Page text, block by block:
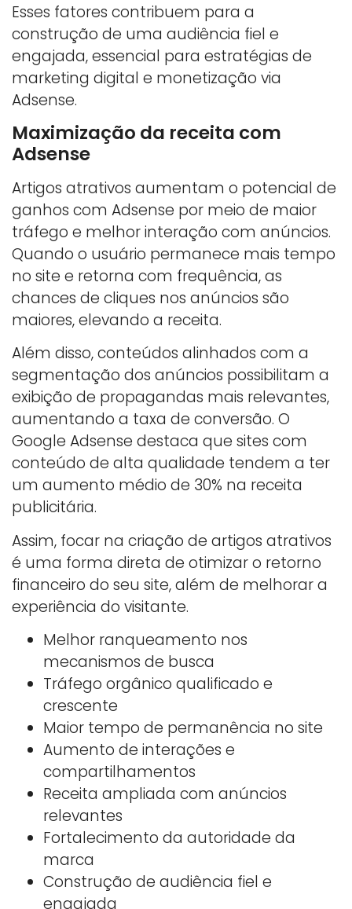
Esses fatores contribuem para a
construção de uma audiência fiel e
engajada, essencial para estratégias de
marketing digital e monetização via
Adsense.
Maximização da receita com
Adsense
Artigos atrativos aumentam o potencial de
ganhos com Adsense por meio de maior
tráfego e melhor interação com anúncios.
Quando o usuário permanece mais tempo
no site e retorna com frequência, as
chances de cliques nos anúncios são
maiores, elevando a receita.
Além disso, conteúdos alinhados com a
segmentação dos anúncios possibilitam a
exibição de propagandas mais relevantes,
aumentando a taxa de conversão. O
Google Adsense destaca que sites com
conteúdo de alta qualidade tendem a ter
um aumento médio de 30% na receita
publicitária.
Assim, focar na criação de artigos atrativos
é uma forma direta de otimizar o retorno
financeiro do seu site, além de melhorar a
experiência do visitante.
Melhor ranqueamento nos
mecanismos de busca
Tráfego orgânico qualificado e
crescente
Maior tempo de permanência no site
Aumento de interações e
compartilhamentos
Receita ampliada com anúncios
relevantes
Fortalecimento da autoridade da
marca
Construção de audiência fiel e
engajada